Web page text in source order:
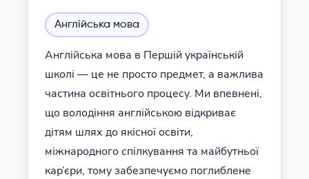
Англійська мова
Англійська мова в Першій українській
школі — це не просто предмет, а важлива
частина освітнього процесу. Ми впевнені,
що володіння англійською відкриває
дітям шлях до якісної освіти,
міжнародного спілкування та майбутньої
кар’єри, тому забезпечуємо поглиблене